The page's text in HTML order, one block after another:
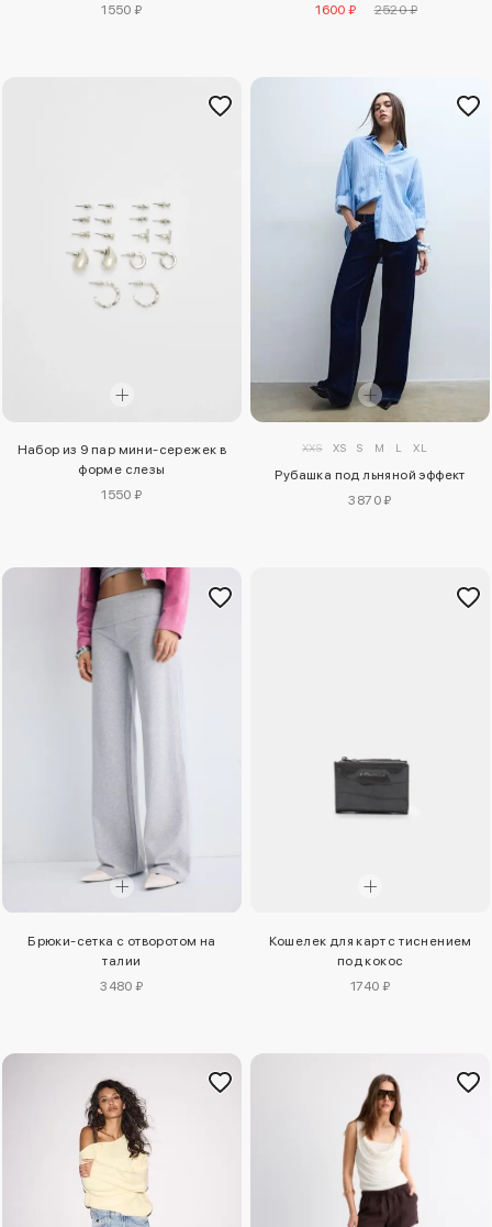
1550 ₽
1600 ₽
2520 ₽
Набор из 9 пар мини-сережек в
форме слезы
1550 ₽
XXS XS S M L XL
Рубашка под льняной эффект
3870 ₽
Брюки-сетка с отворотом на
талии
3480 ₽
Кошелек для карт с тиснением
под кокос
1740 ₽